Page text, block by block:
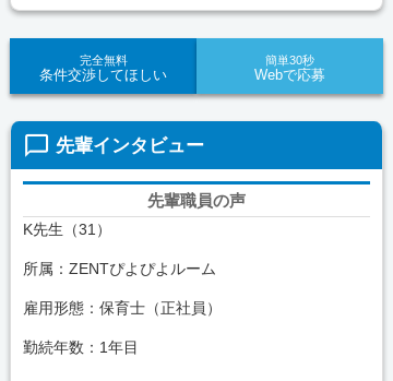
完全無料
条件交渉してほしい
簡単30秒
Webで応募
chat_bubble_outline 先輩インタビュー
先輩職員の声
K先生（31）
所属：ZENTぴよぴよルーム
雇用形態：保育士（正社員）
勤続年数：1年目